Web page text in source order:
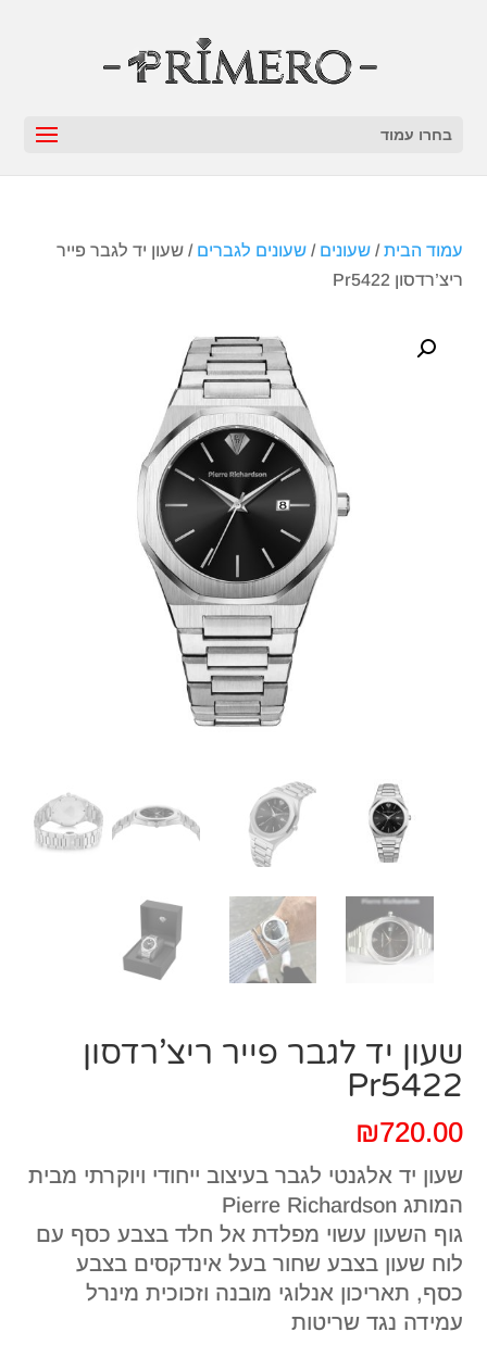
בחרו עמוד
עמוד הבית/שעונים /שעונים לגברים / שעון יד לגבר פייר
ריצ’רדסון Pr5422
שעון יד לגבר פייר ריצ’רדסון
Pr5422
₪720.00
שעון יד אלגנטי לגבר בעיצוב ייחודי ויוקרתי מבית
המותג Pierre Richardson
גוף השעון עשוי מפלדת אל חלד בצבע כסף עם
לוח שעון בצבע שחור בעל אינדקסים בצבע
כסף, תאריכון אנלוגי מובנה וזכוכית מינרל
עמידה נגד שריטות